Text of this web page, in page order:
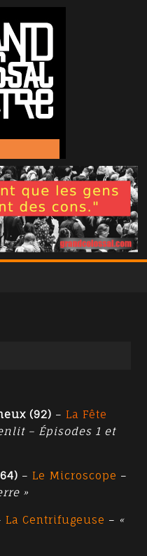
(92) – La Fête
– Épisodes 1 et
– Le Microscope –
»
La Centrifugeuse – «